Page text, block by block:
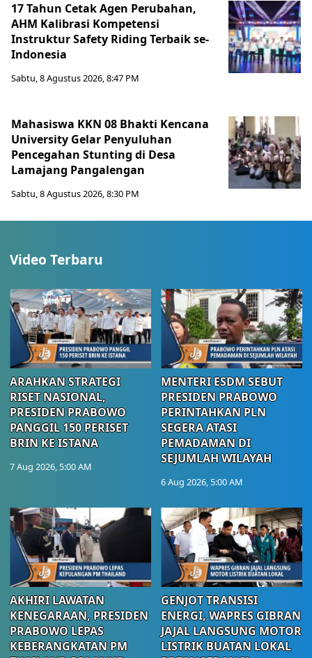
17 Tahun Cetak Agen Perubahan,
AHM Kalibrasi Kompetensi
Instruktur Safety Riding Terbaik se-
Indonesia
Sabtu, 8 Agustus 2026, 8:47 PM
Mahasiswa KKN 08 Bhakti Kencana
University Gelar Penyuluhan
Pencegahan Stunting di Desa
Lamajang Pangalengan
Sabtu, 8 Agustus 2026, 8:30 PM
Video Terbaru
ARAHKAN STRATEGI
RISET NASIONAL,
PRESIDEN PRABOWO
PANGGIL 150 PERISET
BRIN KE ISTANA
7 Aug 2026, 5:00 AM
MENTERI ESDM SEBUT
PRESIDEN PRABOWO
PERINTAHKAN PLN
SEGERA ATASI
PEMADAMAN DI
SEJUMLAH WILAYAH
6 Aug 2026, 5:00 AM
AKHIRI LAWATAN
KENEGARAAN, PRESIDEN
PRABOWO LEPAS
KEBERANGKATAN PM
GENJOT TRANSISI
ENERGI, WAPRES GIBRAN
JAJAL LANGSUNG MOTOR
LISTRIK BUATAN LOKAL